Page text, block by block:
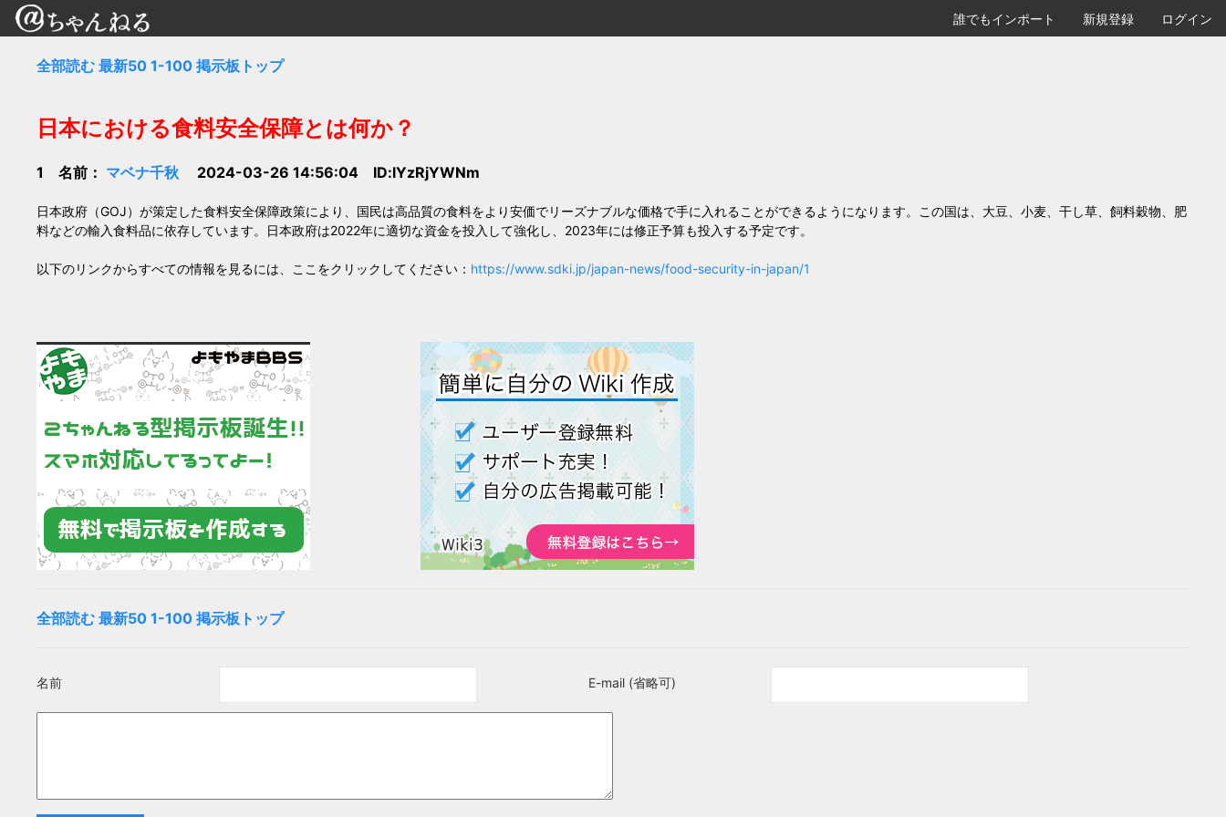
誰でもインポート 新規登録 ログイン
全部読む 最新50 1-100 掲示板トップ
日本における食料安全保障とは何か？
1 名前： マベナ千秋 2024-03-26 14:56:04 ID:lYzRjYWNm
日本政府（GOJ）が策定した食料安全保障政策により、国民は高品質の食料をより安価でリーズナブルな価格で手に入れることができるようになります。この国は、大豆、小麦、干し草、飼料穀物、肥
料などの輸入食料品に依存しています。日本政府は2022年に適切な資金を投入して強化し、2023年には修正予算も投入する予定です。
以下のリンクからすべての情報を見るには、ここをクリックしてください： https://www.sdki.jp/japan-news/food-security-in-japan/1
全部読む 最新50 1-100 掲示板トップ
名前 E-mail (省略可)